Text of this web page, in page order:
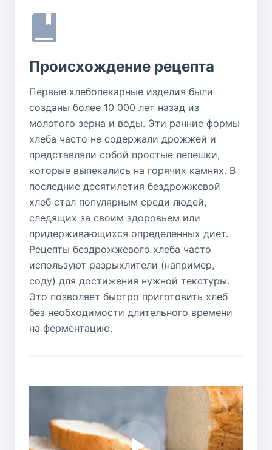
Происхождение рецепта
Первые хлебопекарные изделия были
созданы более 10 000 лет назад из
молотого зерна и воды. Эти ранние формы
хлеба часто не содержали дрожжей и
представляли собой простые лепешки,
которые выпекались на горячих камнях. В
последние десятилетия бездрожжевой
хлеб стал популярным среди людей,
следящих за своим здоровьем или
придерживающихся определенных диет.
Рецепты бездрожжевого хлеба часто
используют разрыхлители (например,
соду) для достижения нужной текстуры.
Это позволяет быстро приготовить хлеб
без необходимости длительного времени
на ферментацию.